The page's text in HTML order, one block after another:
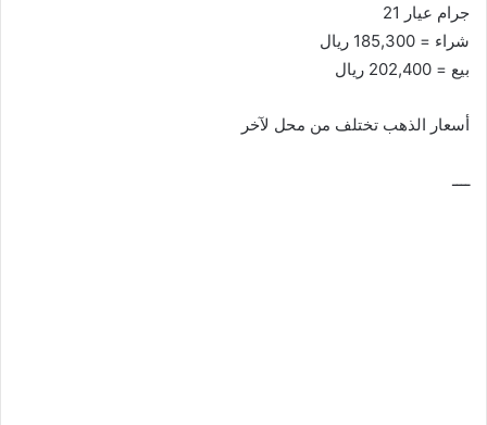
جرام عيار 21
شراء = 185,300 ريال
بيع = 202,400 ريال
أسعار الذهب تختلف من محل لآخر
ــــ